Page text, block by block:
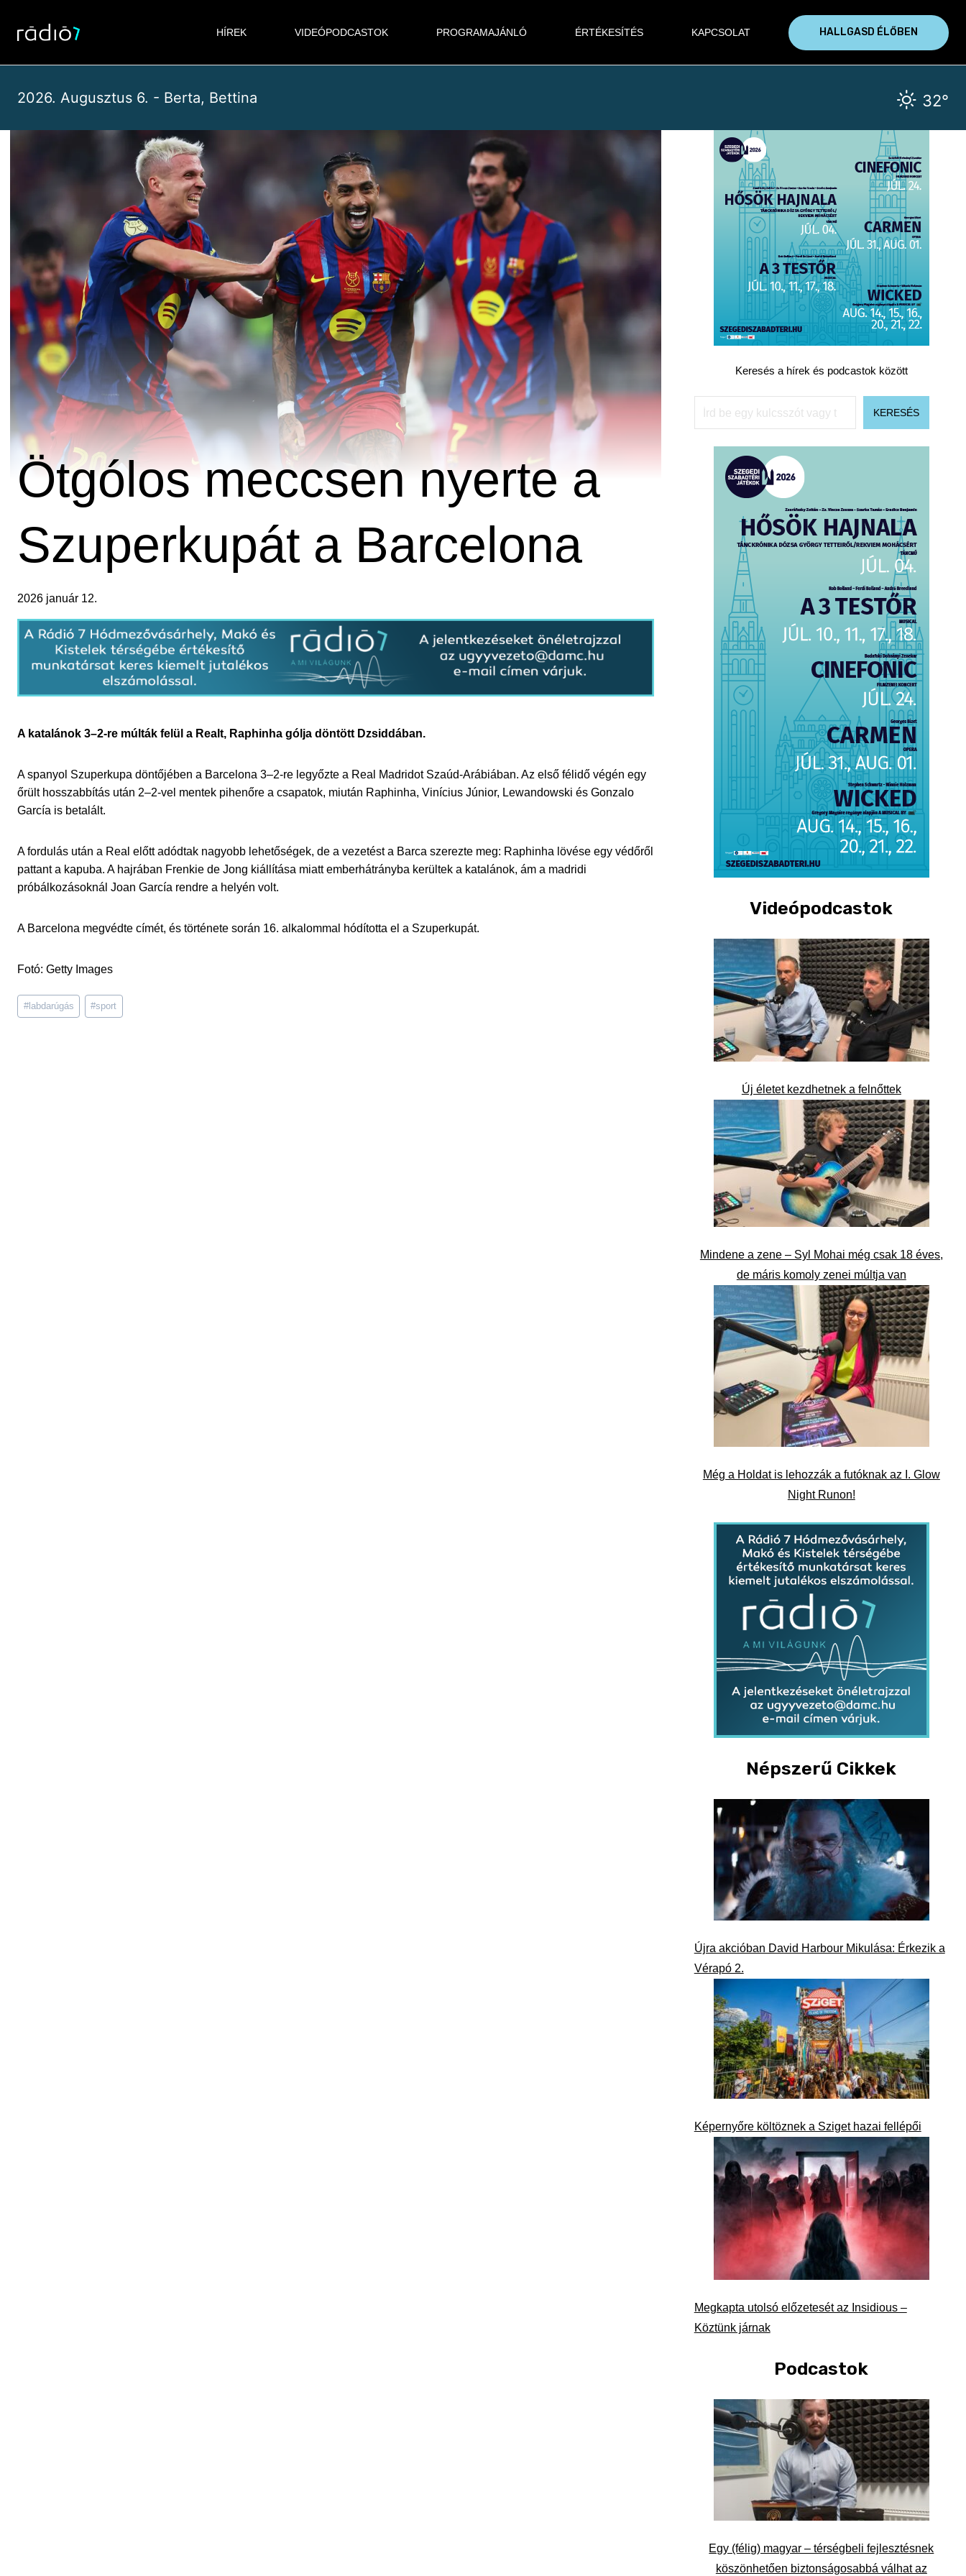
content
HÍREK VIDEÓPODCASTOK PROGRAMAJÁNLÓ ÉRTÉKESÍTÉS KAPCSOLAT HALLGASD ÉLŐBEN
2026. Augusztus 6. - Berta, Bettina 32°
Ötgólos meccsen nyerte a
Szuperkupát a Barcelona
2026 január 12.
A katalánok 3–2-re múlták felül a Realt, Raphinha gólja döntött Dzsiddában.
A spanyol Szuperkupa döntőjében a Barcelona 3–2-re legyőzte a Real Madridot Szaúd-Arábiában. Az első félidő végén egy
őrült hosszabbítás után 2–2-vel mentek pihenőre a csapatok, miután Raphinha, Vinícius Júnior, Lewandowski és Gonzalo
García is betalált.
A fordulás után a Real előtt adódtak nagyobb lehetőségek, de a vezetést a Barca szerezte meg: Raphinha lövése egy védőről
pattant a kapuba. A hajrában Frenkie de Jong kiállítása miatt emberhátrányba kerültek a katalánok, ám a madridi
próbálkozásoknál Joan García rendre a helyén volt.
A Barcelona megvédte címét, és története során 16. alkalommal hódította el a Szuperkupát.
Fotó: Getty Images
Post
Tags:
#labdarúgás #sport
Keresés a hírek és podcastok között
Keresés
KERESÉS
Videópodcastok
Új életet kezdhetnek a felnőttek
Mindene a zene – Syl Mohai még csak 18 éves,
de máris komoly zenei múltja van
Még a Holdat is lehozzák a futóknak az I. Glow
Night Runon!
Népszerű Cikkek
Újra akcióban David Harbour Mikulása: Érkezik a
Vérapó 2.
Képernyőre költöznek a Sziget hazai fellépői
Megkapta utolsó előzetesét az Insidious –
Köztünk járnak
Podcastok
Egy (félig) magyar – térségbeli fejlesztésnek
köszönhetően biztonságosabbá válhat az